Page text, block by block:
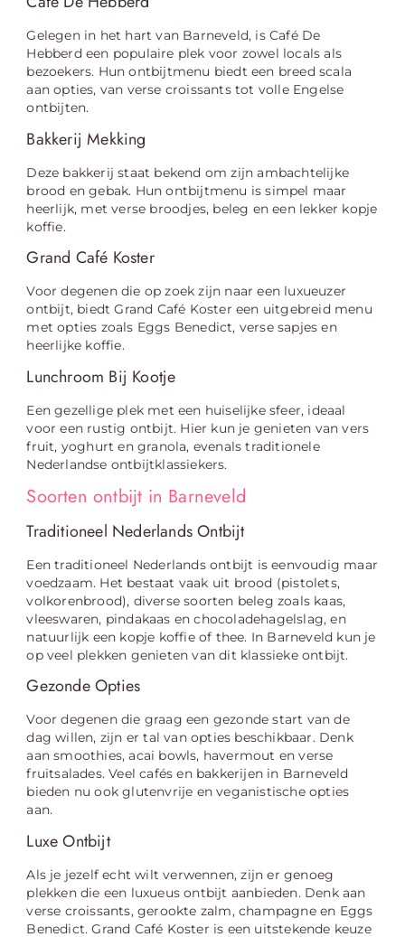
Gelegen in het hart van Barneveld, is Café De
Hebberd een populaire plek voor zowel locals als
bezoekers. Hun ontbijtmenu biedt een breed scala
aan opties, van verse croissants tot volle Engelse
ontbijten.
Bakkerij Mekking
Deze bakkerij staat bekend om zijn ambachtelijke
brood en gebak. Hun ontbijtmenu is simpel maar
heerlijk, met verse broodjes, beleg en een lekker kopje
koffie.
Grand Café Koster
Voor degenen die op zoek zijn naar een luxueuzer
ontbijt, biedt Grand Café Koster een uitgebreid menu
met opties zoals Eggs Benedict, verse sapjes en
heerlijke koffie.
Lunchroom Bij Kootje
Een gezellige plek met een huiselijke sfeer, ideaal
voor een rustig ontbijt. Hier kun je genieten van vers
fruit, yoghurt en granola, evenals traditionele
Nederlandse ontbijtklassiekers.
Soorten ontbijt in Barneveld
Traditioneel Nederlands Ontbijt
Een traditioneel Nederlands ontbijt is eenvoudig maar
voedzaam. Het bestaat vaak uit brood (pistolets,
volkorenbrood), diverse soorten beleg zoals kaas,
vleeswaren, pindakaas en chocoladehagelslag, en
natuurlijk een kopje koffie of thee. In Barneveld kun je
op veel plekken genieten van dit klassieke ontbijt.
Gezonde Opties
Voor degenen die graag een gezonde start van de
dag willen, zijn er tal van opties beschikbaar. Denk
aan smoothies, acai bowls, havermout en verse
fruitsalades. Veel cafés en bakkerijen in Barneveld
bieden nu ook glutenvrije en veganistische opties
aan.
Luxe Ontbijt
Als je jezelf echt wilt verwennen, zijn er genoeg
plekken die een luxueus ontbijt aanbieden. Denk aan
verse croissants, gerookte zalm, champagne en Eggs
Benedict. Grand Café Koster is een uitstekende keuze